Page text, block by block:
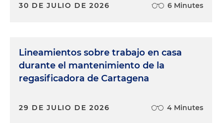
30 DE JULIO DE 2026 6 Minutes
Lineamientos sobre trabajo en casa
durante el mantenimiento de la
regasificadora de Cartagena
29 DE JULIO DE 2026 4 Minutes